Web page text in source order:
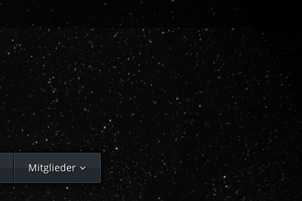
Mitglieder